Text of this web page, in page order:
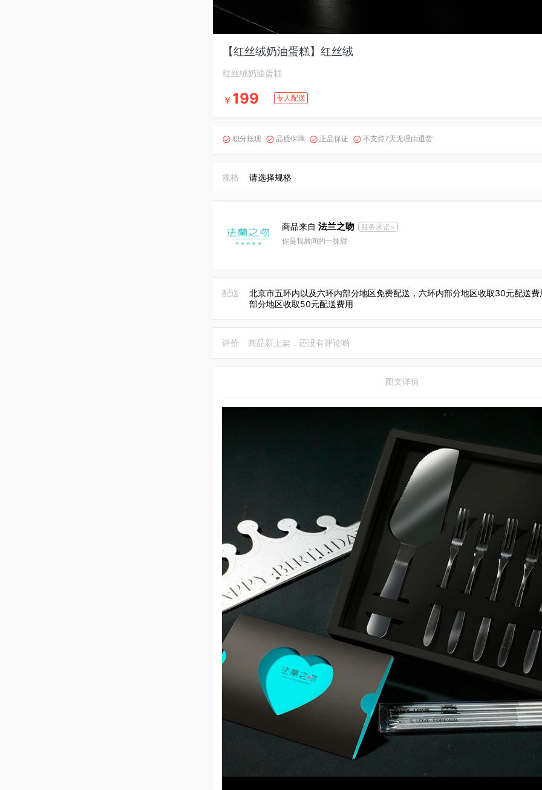
【红丝绒奶油蛋糕】红丝绒
红丝绒奶油蛋糕
￥ 199 专人配送
 积分抵现  品质保障  正品保证  不支持7天无理由退货
规格 请选择规格
商品来自 法兰之吻
服务承诺>
你是我唇间的一抹甜
配送
北京市五环内以及六环内部分地区免费配送，六环内部分地区收取30元配送费
部分地区收取50元配送费用
评价 商品新上架，还没有评论哟
图文详情